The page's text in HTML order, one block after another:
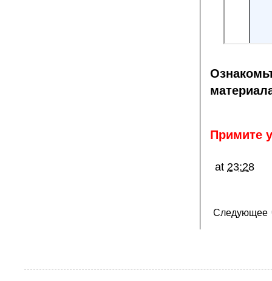
Примите
at 23:28
Следующее